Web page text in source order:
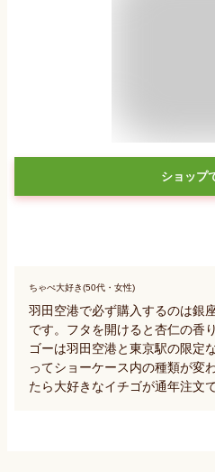
ショップ
ちゃぺ大好き(50代・女性)
羽田空港で必ず購入するのは銀
です。フタを開けると杏仁の香
ゴーは羽田空港と東京駅の限定
ってショーケース内の種類が変
たら大好きなイチゴが通年注文